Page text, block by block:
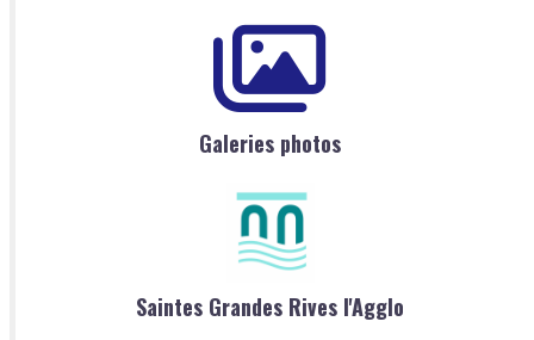
Galeries photos
Saintes Grandes Rives l'Agglo